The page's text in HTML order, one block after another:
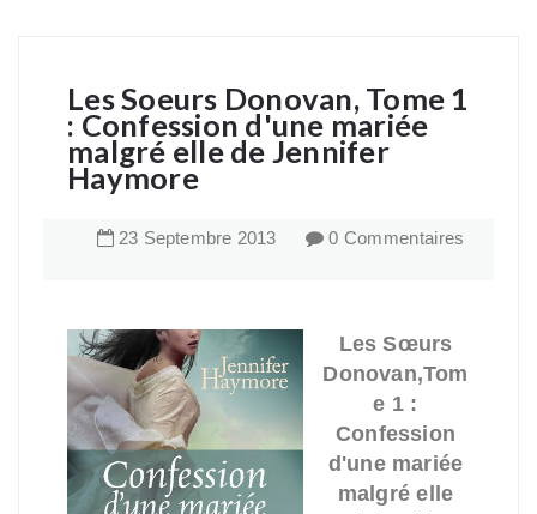
Les Soeurs Donovan, Tome 1
: Confession d'une mariée
malgré elle de Jennifer
Haymore
23 Septembre 2013 0 Commentaires
Les Sœurs
Donovan,Tom
e 1 :
Confession
d'une mariée
malgré elle